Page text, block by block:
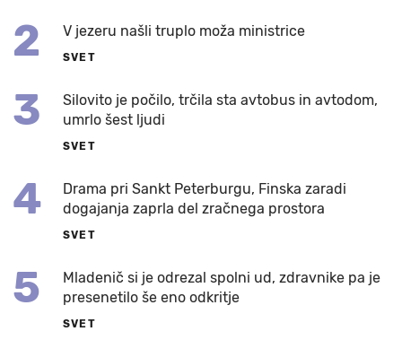
2 V jezeru našli truplo moža ministrice
SVET
3
Silovito je počilo, trčila sta avtobus in avtodom,
umrlo šest ljudi
SVET
4
Drama pri Sankt Peterburgu, Finska zaradi
dogajanja zaprla del zračnega prostora
SVET
5
Mladenič si je odrezal spolni ud, zdravnike pa je
presenetilo še eno odkritje
SVET